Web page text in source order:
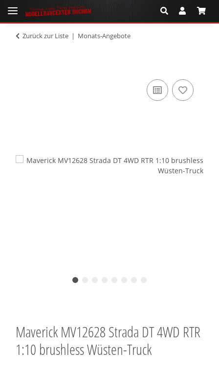
Zurück zur Liste Monats-Angebote
Maverick MV12628 Strada DT 4WD RTR
1:10 brushless Wüsten-Truck